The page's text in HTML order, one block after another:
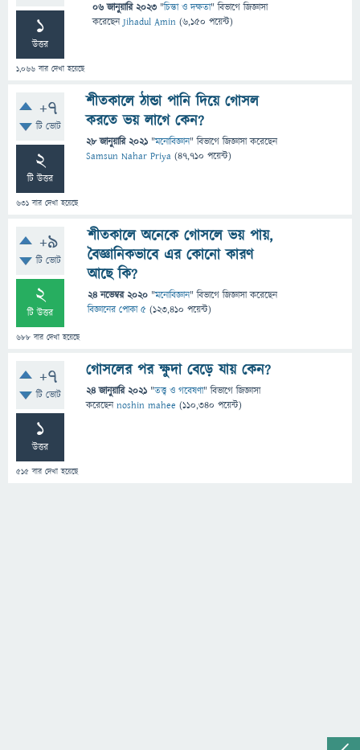
1
উত্তর
1,066 বার দেখা হয়েছে
06 জানুয়ারি 2023 "চিন্তা ও দক্ষতা" বিভাগে জিজ্ঞাসা
করেছেনJihadul Amin (6,150 পয়েন্ট)
+7
টি ভোট
2
টি উত্তর
631 বার দেখা হয়েছে
শীতকালে ঠান্ডা পানি দিয়ে গোসল
করতে ভয় লাগে কেন?
28 জানুয়ারি 2021 "মনোবিজ্ঞান" বিভাগে জিজ্ঞাসাকরেছেন
Samsun Nahar Priya (47,710 পয়েন্ট)
+9
টি ভোট
2
টি উত্তর
688 বার দেখা হয়েছে
শীতকালে অনেকে গোসলে ভয় পায়,
বৈজ্ঞানিকভাবে এর কোনো কারণ
আছে কি?
24 নভেম্বর 2020 "মনোবিজ্ঞান" বিভাগে জিজ্ঞাসাকরেছেন
বিজ্ঞানের পোকা ৫ (123,410 পয়েন্ট)
+7
টি ভোট
1
উত্তর
515 বার দেখা হয়েছে
গোসলের পর ক্ষুদা বেড়ে যায় কেন?
24 জানুয়ারি 2021 "তত্ত্ব ও গবেষণা" বিভাগে জিজ্ঞাসা
করেছেনnoshin mahee (110,340 পয়েন্ট)